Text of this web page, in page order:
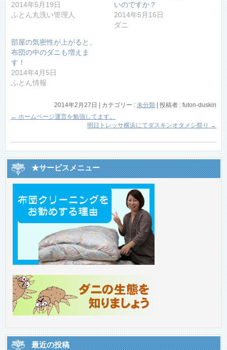
2014年5月19日
ふとん丸洗い管理人
いのですか？
2014年5月16日
ダニ
部屋の気密性が上がると、
布団の中のダニも増えま
す！
2014年4月5日
ふとん情報
2014年2月27日 カテゴリー : 未分類
投稿者 : futon-duskin
← ホームページ運営を勉強してます。
明日トレッサ横浜にてダスキンオタメシ祭り →
★サービスメニュー
最近の投稿